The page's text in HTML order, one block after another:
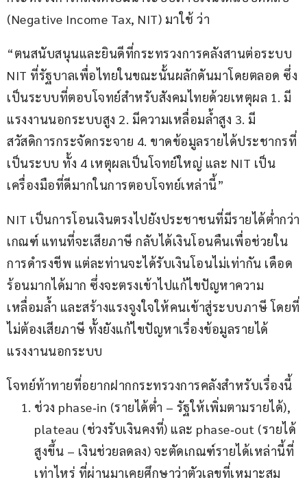
(Negative Income Tax, NIT) มาใช้ ว่า
“ตนสนับสนุนและยินดีที่กระทรวงการคลังสานต่อระบบ
NIT ที่รัฐบาลเพื่อไทยในขณะนั้นผลักดันมาโดยตลอด ซึ่ง
เป็นระบบที่ตอบโจทย์สำหรับสังคมไทยด้วยเหตุผล 1. มี
แรงงานนอกระบบสูง 2. มีความเหลื่อมล้ำสูง 3. มี
สวัสดิการกระจัดกระจาย 4. ขาดข้อมูลรายได้ประชากรที่
เป็นระบบ ทั้ง 4 เหตุผลเป็นโจทย์ใหญ่ และ NIT เป็น
เครื่องมือที่ดีมากในการตอบโจทย์เหล่านี้”
NIT เป็นการโอนเงินตรงไปยังประชาชนที่มีรายได้ต่ำกว่า
เกณฑ์ แทนที่จะเสียภาษี กลับได้เงินโอนคืนเพื่อช่วยใน
การดำรงชีพ แต่ละท่านจะได้รับเงินโอนไม่เท่ากัน เดือด
ร้อนมากได้มาก ซึ่งจะตรงเข้าไปแก้ไขปัญหาความ
เหลื่อมล้ำ และสร้างแรงจูงใจให้คนเข้าสู่ระบบภาษี โดยที่
ไม่ต้องเสียภาษี ทั้งยังแก้ไขปัญหาเรื่องข้อมูลรายได้
แรงงานนอกระบบ
โจทย์ท้าทายที่อยากฝากกระทรวงการคลังสำหรับเรื่องนี้
ช่วง phase‑in (รายได้ต่ำ – รัฐให้เพิ่มตามรายได้),
plateau (ช่วงรับเงินคงที่) และ phase‑out (รายได้
สูงขึ้น – เงินช่วยลดลง) จะตัดเกณฑ์รายได้เหล่านี้ที่
เท่าไหร่ ที่ผ่านมาเคยศึกษาว่าตัวเลขที่เหมาะสม